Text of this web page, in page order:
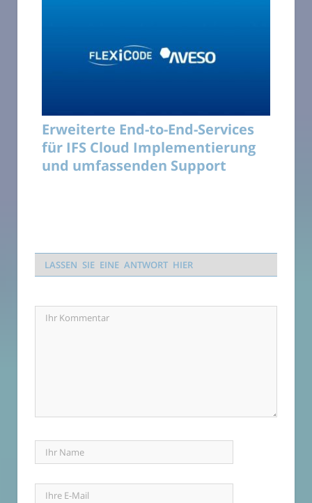
Erweiterte End-to-End-Services
für IFS Cloud Implementierung
und umfassenden Support
LASSEN SIE EINE ANTWORT HIER